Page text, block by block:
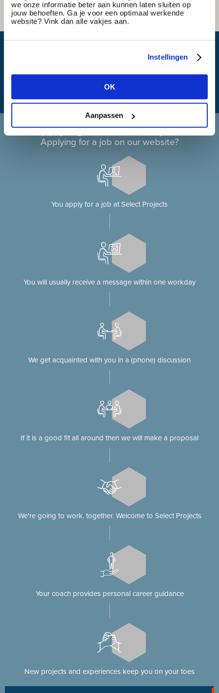
we onze informatie beter aan kunnen laten sluiten op
jouw behoeften. Ga je voor een optimaal werkende
website? Vink dan alle vakjes aan.
Instellingen
OK
Aanpassen
Applying at Select Projects
Applying for a job on our website?
You apply for a job at Select Projects
You will usually receive a message within one workday
We get acquainted with you in a (phone) discussion
If it is a good fit all around then we will make a proposal
We're going to work. together. Welcome to Select Projects
Your coach provides personal career guidance
New projects and experiences keep you on your toes